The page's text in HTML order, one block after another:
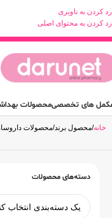
رد کردن به ناوبری
رد کردن به محتوای اصلی
های تخصصیمحصولات
خانه محصول برند محصولات
دسته‌های محصولات